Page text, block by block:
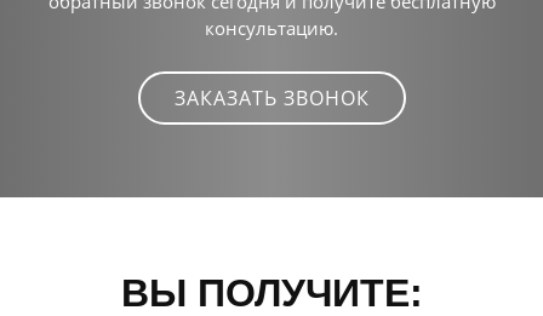
консультацию.
ЗАКАЗАТЬ ЗВОНОК
ВЫ ПОЛУЧИТЕ: